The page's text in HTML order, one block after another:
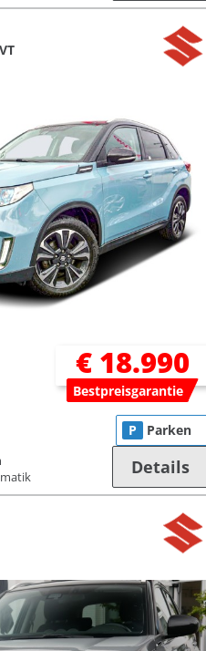
€ 18.990
Bestpreisgarantie
P Parken
Details